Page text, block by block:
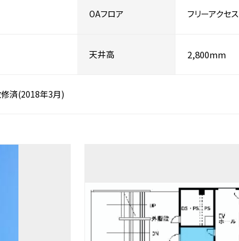
OAフロア フリーアクセス
天井高 2,800mm
済(2018年3月)